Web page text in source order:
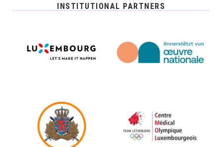
INSTITUTIONAL PARTNERS